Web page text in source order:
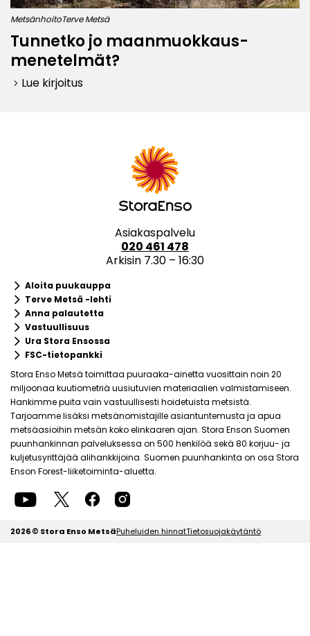
MetsänhoitoTerve Metsä
Tunnetko jo maanmuokkaus-
menetelmät?
keyboard_arrow_right Lue kirjoitus
Asiakaspalvelu
020 461 478
Arkisin 7.30 – 16:30
keyboard_arrow_rightAloita puukauppa
keyboard_arrow_rightTerve Metsä -lehti
keyboard_arrow_rightAnna palautetta
keyboard_arrow_rightVastuullisuus
keyboard_arrow_rightUra Stora Ensossa
keyboard_arrow_rightFSC-tietopankki
Stora Enso Metsä toimittaa puuraaka-ainetta vuosittain noin 20
miljoonaa kuutiometriä uusiutuvien materiaalien valmistamiseen.
Hankimme puita vain vastuullisesti hoidetuista metsistä.
Tarjoamme lisäksi metsänomistajille asiantuntemusta ja apua
metsäasioihin metsän koko elinkaaren ajan. Stora Enson Suomen
puunhankinnan palveluksessa on 500 henkilöä sekä 80 korjuu- ja
kuljetusyrittäjää alihankkijoina. Suomen puunhankinta on osa Stora
Enson Forest-liiketoiminta-aluetta.
2026 © Stora Enso MetsäPuheluiden hinnatTietosuojakäytäntö